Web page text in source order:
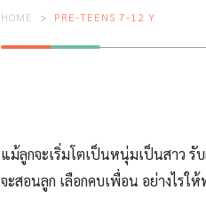
HOME PRE-TEENS 7-12 Y
แม้ลูกจะเริ่มโตเป็นหนุ่มเป็นสาว รั
จะสอนลูก เลือกคบเพื่อน อย่างไรใ